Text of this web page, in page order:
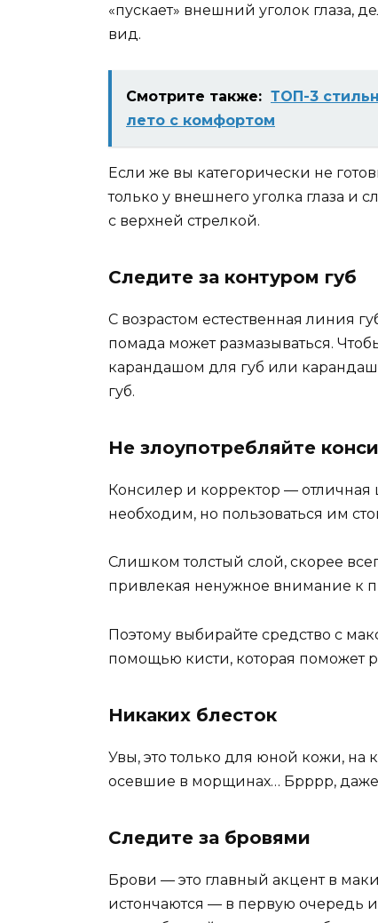
«пускает» внешний уголок глаза,
вид.
Смотрите также: ТОП-3
лето с комфортом
Если же вы категорически не
только у внешнего уголка глаза и
с верхней стрелкой.
Следите за контуром губ
С возрастом естественная линия
помада может размазываться.
карандашом для губ или
губ.
Не злоупотребляйте
Консилер и корректор — отличная
необходим, но пользоваться им
Слишком толстый слой, скорее
привлекая ненужное внимание к
Поэтому выбирайте средство с
помощью кисти, которая поможет
Никаких блесток
Увы, это только для юной кожи,
осевшие в морщинах… Брррр, даже
Следите за бровями
Брови — это главный акцент в
истончаются — в первую очередь